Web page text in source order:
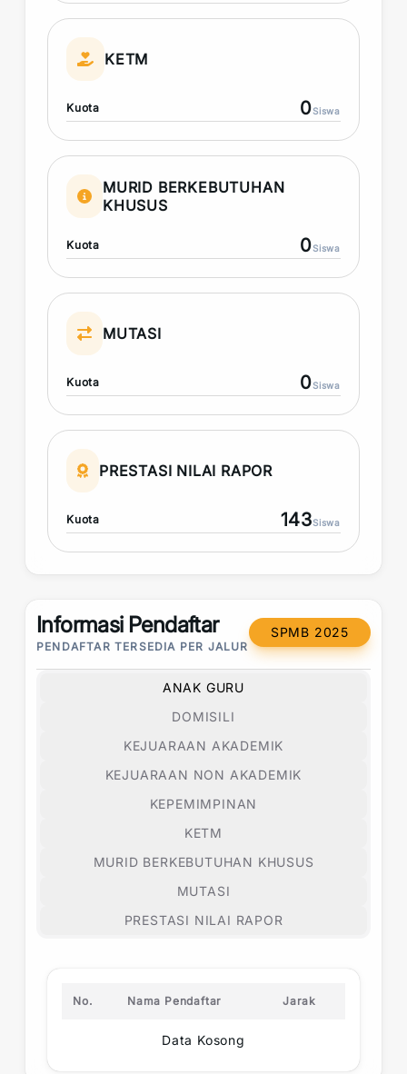
KETM
Kuota 0Siswa
MURID BERKEBUTUHAN
KHUSUS
Kuota 0Siswa
MUTASI
Kuota 0Siswa
PRESTASI NILAI RAPOR
Kuota 143Siswa
Informasi Pendaftar
PENDAFTAR TERSEDIA PER JALUR
SPMB 2025
ANAK GURU
DOMISILI
KEJUARAAN AKADEMIK
KEJUARAAN NON AKADEMIK
KEPEMIMPINAN
KETM
MURID BERKEBUTUHAN KHUSUS
MUTASI
PRESTASI NILAI RAPOR
No. Nama Pendaftar Jarak
Data Kosong